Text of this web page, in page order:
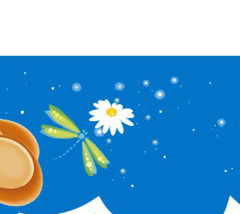
Atzinība starptautiskā konkursā